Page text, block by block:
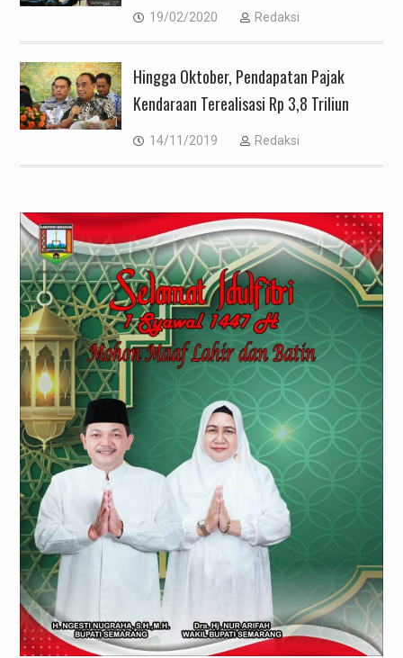
19/02/2020 Redaksi
Hingga Oktober, Pendapatan Pajak
Kendaraan Terealisasi Rp 3,8 Triliun
14/11/2019 Redaksi